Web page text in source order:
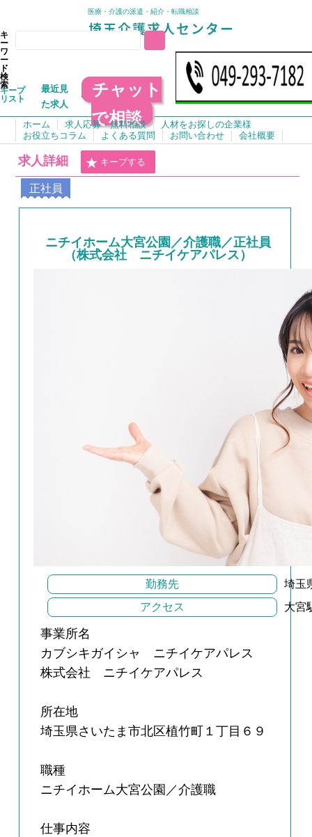
医療・介護の派遣・紹介・転職相談
キ
ー
ワ
ー
ド
検
索
キープ
リスト
最近見
た求人
チャット
で相談
ホーム 求人応募・無料相談
人材をお探しの企業様
お役立ちコラム
よくある質問 お問い合わせ 会社概要
求人詳細 キープする
正社員
ニチイホーム大宮公園／介護職／正社員
（株式会社 ニチイケアパレス）
勤務先
埼玉
アクセス
大宮
事業所名
カブシキガイシャ ニチイケアパレス
株式会社 ニチイケアパレス
所在地
埼玉県さいたま市北区植竹町１丁目６９
職種
ニチイホーム大宮公園／介護職
仕事内容